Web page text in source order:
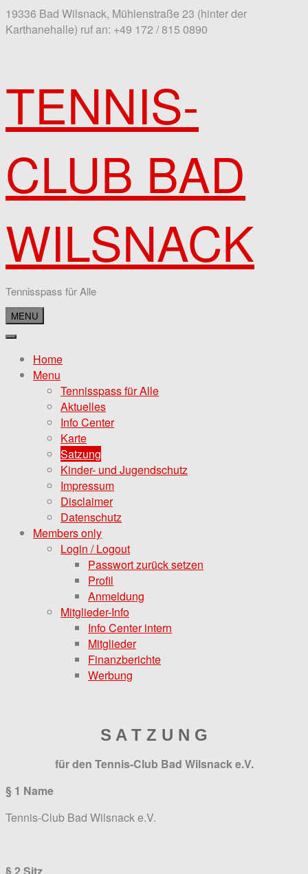
19336 Bad Wilsnack, Mühlenstraße 23 (hinter der
Karthanehalle) ruf an: +49 172 / 815 0890
TENNIS-
CLUB BAD
WILSNACK
Tennisspass für Alle
MENU
Home
Menu
Tennisspass für Alle
Aktuelles
Info Center
Karte
Satzung
Kinder- und Jugendschutz
Impressum
Disclaimer
Datenschutz
Members only
Login / Logout
Passwort zurück setzen
Profil
Anmeldung
Mitglieder-Info
Info Center intern
Mitglieder
Finanzberichte
Werbung
S A T Z U N G
für den Tennis-Club Bad Wilsnack e.V.
§ 1 Name
Tennis-Club Bad Wilsnack e.V.
§ 2 Sitz